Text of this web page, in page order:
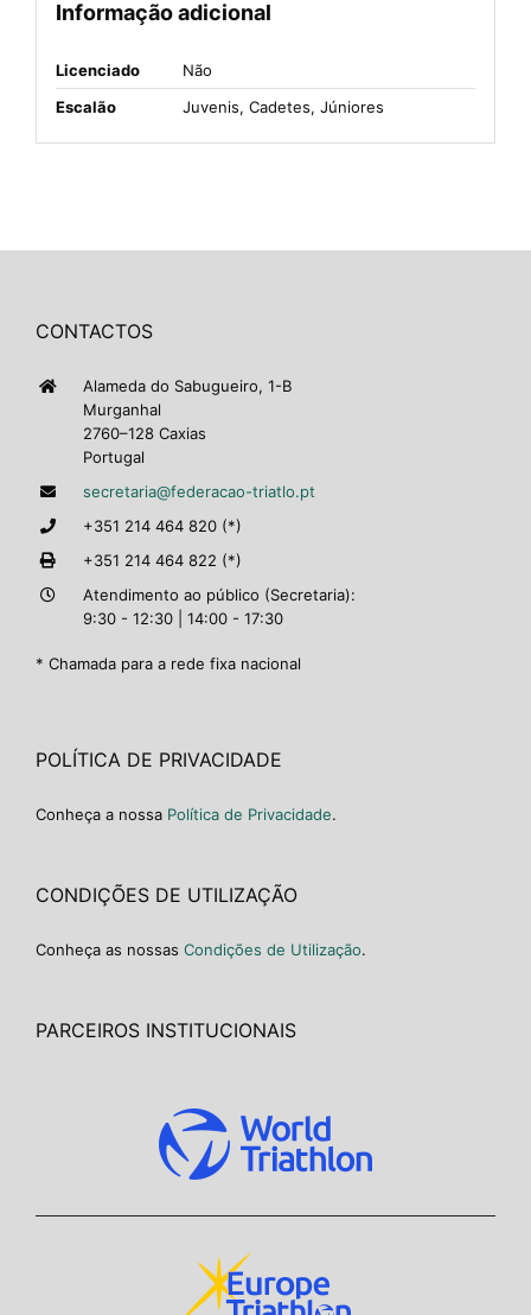
Informação adicional
Licenciado
Não
Escalão
Juvenis, Cadetes, Júniores
CONTACTOS
Alameda do Sabugueiro, 1-B
Murganhal
2760–128 Caxias
Portugal
secretaria@federacao-triatlo.pt
+351 214 464 820 (*)
+351 214 464 822 (*)
Atendimento ao público (Secretaria):
9:30 - 12:30 | 14:00 - 17:30
* Chamada para a rede fixa nacional
POLÍTICA DE PRIVACIDADE
Conheça a nossa Política de Privacidade.
CONDIÇÕES DE UTILIZAÇÃO
Conheça as nossas Condições de Utilização.
PARCEIROS INSTITUCIONAIS